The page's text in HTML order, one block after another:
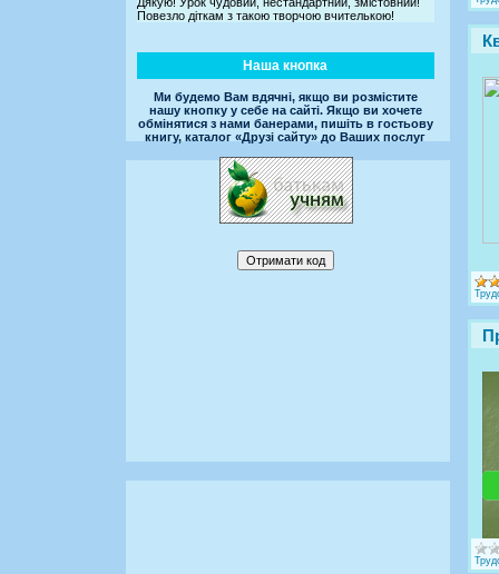
Повезло діткам з такою творчою вчителькою!
Наша кнопка
Ми будемо Вам вдячні, якщо ви розмістите
нашу кнопку у себе на сайті. Якщо ви хочете
обмінятися з нами банерами, пишіть в гостьову
книгу, каталог «Друзі сайту» до Ваших послуг